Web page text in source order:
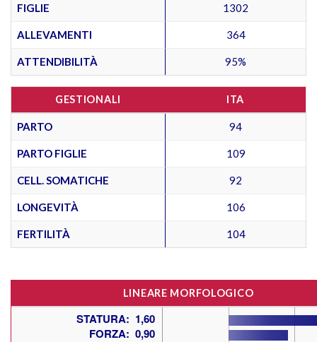
FIGLIE 1302
ALLEVAMENTI 364
ATTENDIBILITÀ 95%
GESTIONALI ITA
PARTO 94
PARTO FIGLIE 109
CELL. SOMATICHE 92
LONGEVITÀ 106
FERTILITÀ 104
LINEARE MORFOLOGICO